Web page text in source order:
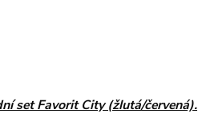
set Favorit City (žlutá/červená).